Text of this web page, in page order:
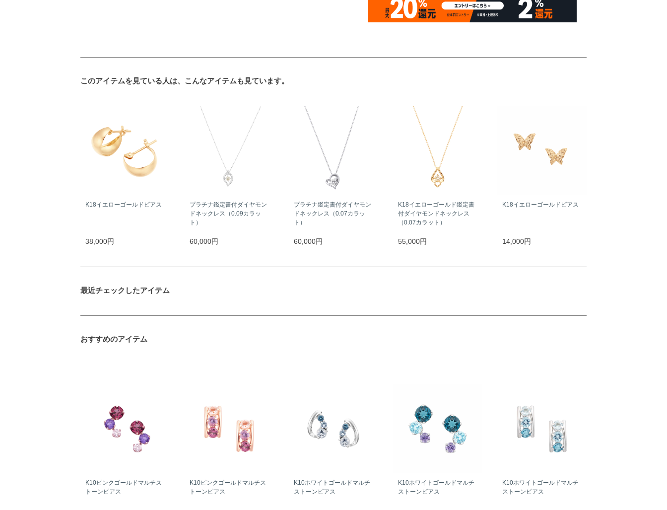
このアイテムを見ている人は、こんなアイテムも見ています。
K18イエローゴールドピアス
38,000円
プラチナ鑑定書付ダイヤモン
ドネックレス（0.09カラッ
ト）
60,000円
プラチナ鑑定書付ダイヤモン
ドネックレス（0.07カラッ
ト）
60,000円
K18イエローゴールド鑑定書
付ダイヤモンドネックレス
（0.07カラット）
55,000円
K18イエローゴールドピアス
14,000円
最近チェックしたアイテム
おすすめのアイテム
K10ピンクゴールドマルチス
トーンピアス
K10ピンクゴールドマルチス
トーンピアス
K10ホワイトゴールドマルチ
ストーンピアス
K10ホワイトゴールドマルチ
ストーンピアス
K10ホワイトゴールドマルチ
ストーンピアス